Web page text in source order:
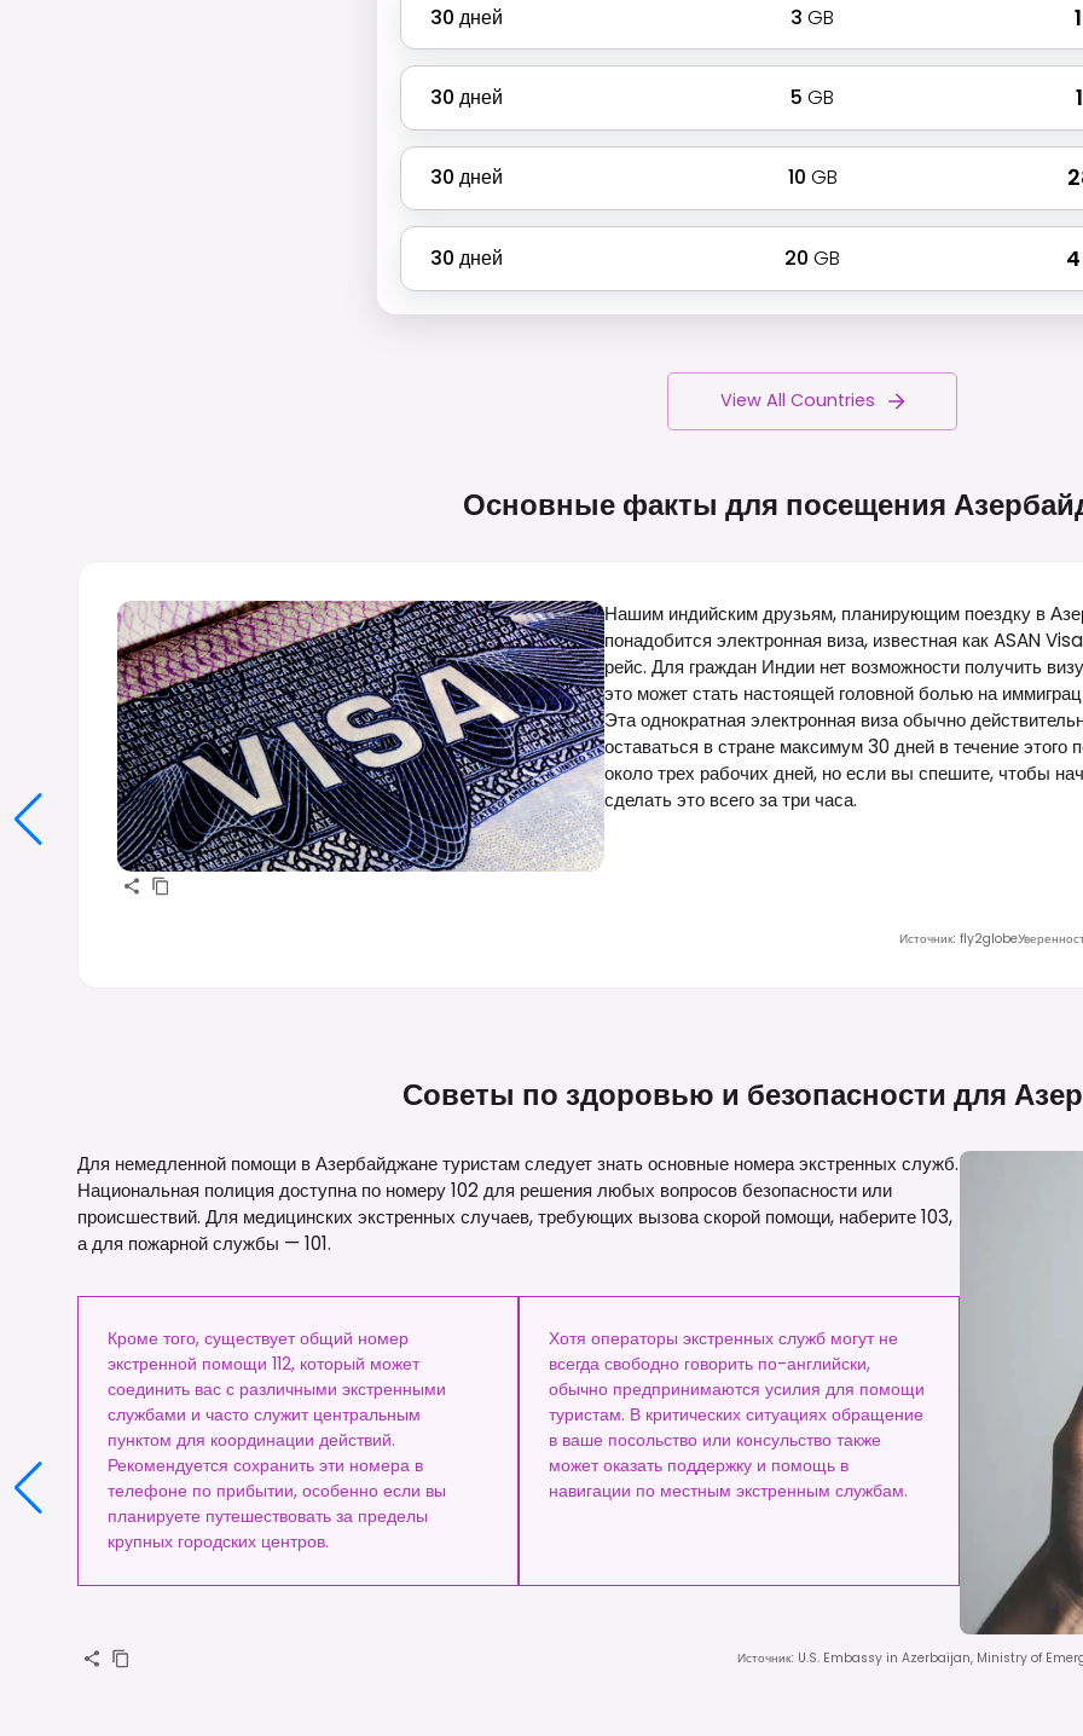
30 дней 3 GB
30 дней 5 GB
30 дней 10 GB
30 дней 20 GB
View All Countries
Основные факты для посещения
Нашим индийским друзьям, планирующим поездку в
понадобится электронная виза, известная как ASAN
рейс. Для граждан Индии нет возможности получить
это может стать настоящей головной болью на
Эта однократная электронная виза обычно
оставаться в стране максимум 30 дней в течение
около трех рабочих дней, но если вы спешите, чтобы
сделать это всего за три часа.
Источник: fly2globe
Советы по здоровью и безопасности для
Для немедленной помощи в Азербайджане туристам следует знать основные номера экстренных служб.
Национальная полиция доступна по номеру 102 для решения любых вопросов безопасности или
происшествий. Для медицинских экстренных случаев, требующих вызова скорой помощи, наберите 103,
а для пожарной службы — 101.
Кроме того, существует общий номер
экстренной помощи 112, который может
соединить вас с различными экстренными
службами и часто служит центральным
пунктом для координации действий.
Рекомендуется сохранить эти номера в
телефоне по прибытии, особенно если вы
планируете путешествовать за пределы
крупных городских центров.
Хотя операторы экстренных служб могут не
всегда свободно говорить по-английски,
обычно предпринимаются усилия для помощи
туристам. В критических ситуациях обращение
в ваше посольство или консульство также
может оказать поддержку и помощь в
навигации по местным экстренным службам.
Источник: U.S. Embassy in Azerbaijan, Ministry of